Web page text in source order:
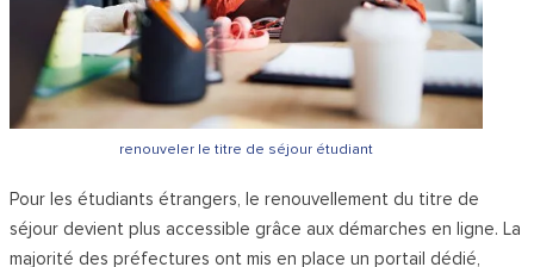
renouveler le titre de séjour étudiant
Pour les étudiants étrangers, le renouvellement du titre de
séjour devient plus accessible grâce aux démarches en ligne. La
majorité des préfectures ont mis en place un portail dédié,